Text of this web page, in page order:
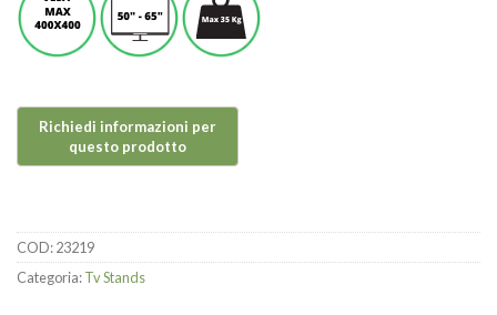
COD:23219
Categoria:Tv Stands